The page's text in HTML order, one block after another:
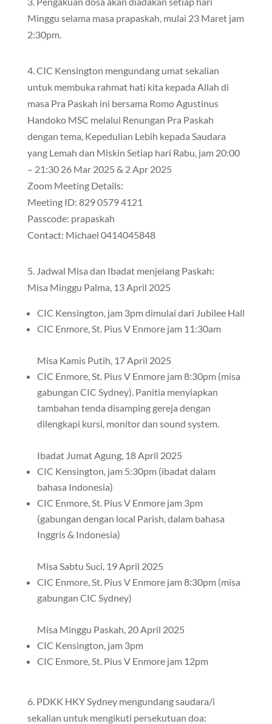
Minggu selama masa prapaskah, mulai 23 Maret jam
2:30pm.
4. CIC Kensington mengundang umat sekalian
untuk membuka rahmat hati kita kepada Allah di
masa Pra Paskah ini bersama Romo Agustinus
Handoko MSC melalui Renungan Pra Paskah
dengan tema, Kepedulian Lebih kepada Saudara
yang Lemah dan Miskin Setiap hari Rabu, jam 20:00
– 21:30 26 Mar 2025 & 2 Apr 2025
Zoom Meeting Details:
Meeting ID: 829 0579 4121
Passcode: prapaskah
Contact: Michael 0414045848
5. Jadwal Misa dan Ibadat menjelang Paskah:
Misa Minggu Palma, 13 April 2025
CIC Kensington, jam 3pm dimulai dari Jubilee Hall
CIC Enmore, St. Pius V Enmore jam 11:30am
Misa Kamis Putih, 17 April 2025
CIC Enmore, St. Pius V Enmore jam 8:30pm (misa
gabungan CIC Sydney). Panitia menyiapkan
tambahan tenda disamping gereja dengan
dilengkapi kursi, monitor dan sound system.
Ibadat Jumat Agung, 18 April 2025
CIC Kensington, jam 5:30pm (ibadat dalam
bahasa Indonesia)
CIC Enmore, St. Pius V Enmore jam 3pm
(gabungan dengan local Parish, dalam bahasa
Inggris & Indonesia)
Misa Sabtu Suci, 19 April 2025
CIC Enmore, St. Pius V Enmore jam 8:30pm (misa
gabungan CIC Sydney)
Misa Minggu Paskah, 20 April 2025
CIC Kensington, jam 3pm
CIC Enmore, St. Pius V Enmore jam 12pm
6. PDKK HKY Sydney mengundang saudara/i
sekalian untuk mengikuti persekutuan doa: